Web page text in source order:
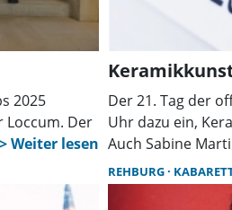
2025
Loccum. Der
Herford
Der 21. Tag der
Uhr dazu ein,
Auch Sabine
diesem Standort,
REHBURG